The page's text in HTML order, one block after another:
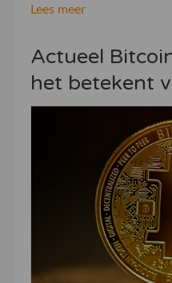
Lees meer
Actueel
het betekent